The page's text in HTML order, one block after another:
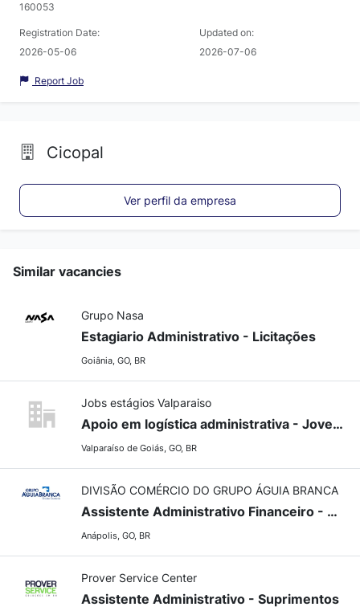
160053
Registration Date:
2026-05-06
Updated on:
2026-07-06
Report Job
Cicopal
Ver perfil da empresa
Similar vacancies
Grupo Nasa
Estagiario Administrativo - Licitações
Goiânia, GO, BR
Jobs estágios Valparaiso
Apoio em logística administrativa - Jovem aprendiz - Jovem aprendiz
Valparaíso de Goiás, GO, BR
DIVISÃO COMÉRCIO DO GRUPO ÁGUIA BRANCA
Assistente Administrativo Financeiro - Anápolis/GO
Anápolis, GO, BR
Prover Service Center
Assistente Administrativo - Suprimentos